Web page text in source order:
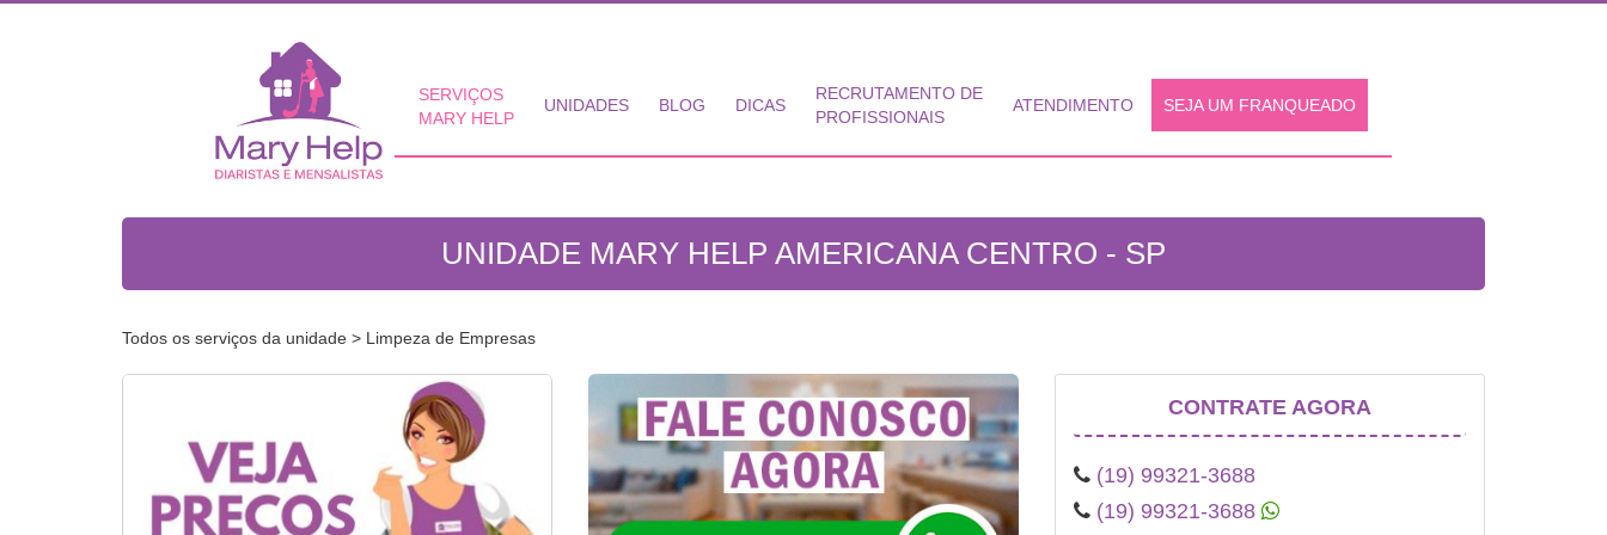
SERVIÇOS
MARY HELP
UNIDADES BLOG DICAS
RECRUTAMENTO DE
PROFISSIONAIS
ATENDIMENTO SEJA UM FRANQUEADO
UNIDADE MARY HELP AMERICANA CENTRO - SP
Todos os serviços da unidade > Limpeza de Empresas
CONTRATE AGORA
(19) 99321-3688
(19) 99321-3688